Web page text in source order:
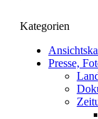
Kategorien
Presse,